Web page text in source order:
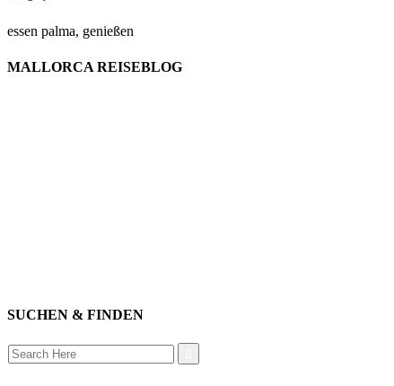
essen palma, genießen
MALLORCA REISEBLOG
SUCHEN & FINDEN
Search
for: